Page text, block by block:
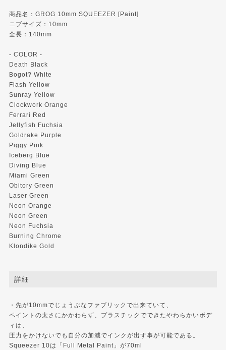
商品名：GROG 10mm SQUEEZER [Paint]
ニブサイズ：10mm
全長：140mm
- COLOR -
Death Black
Bogot? White
Flash Yellow
Sunray Yellow
Clockwork Orange
Ferrari Red
Jellyfish Fuchsia
Goldrake Purple
Piggy Pink
Iceberg Blue
Diving Blue
Miami Green
Obitory Green
Laser Green
Neon Orange
Neon Green
Neon Fuchsia
Burning Chrome
Klondike Gold
詳細
・先が10mmでじょうぶなファブリックで出来ていて、
ペイントの太さにかかわらず、プラスチックでできたやわらかいボデ
ィは、
圧力をかけないでも自分の加減でインクが出す事が可能である。
Squeezer 10は「Full Metal Paint」が70ml